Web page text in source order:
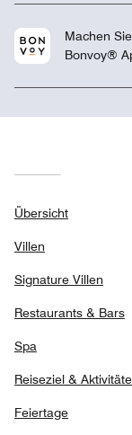
Machen
Bonvoy®
Übersicht
Villen
Signature Villen
Restaurants & Bars
Spa
Reiseziel &
Feiertage